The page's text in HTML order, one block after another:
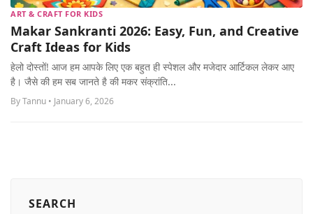
CONTACT NAME IDEAS
MORE
ART & CRAFT FOR KIDS
Makar Sankranti 2026: Easy, Fun, and Creative
Craft Ideas for Kids
हेलो दोस्तों! आज हम आपके लिए एक बहुत ही स्पेशल और मजेदार आर्टिकल लेकर आए
है। जैसे की हम सब जानते है की मकर संक्रांति...
By Tannu • January 6, 2026
SEARCH